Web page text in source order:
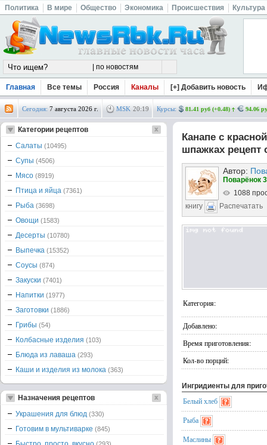
Политика В мире Общество Экономика Происшествия Культура
Главная Все темы Россия Каналы [+] Добавить новость
Сегодня: 7 августа 2026 г. MSK 20:19 Курсы: 81.41 руб (+0.48) 94.06
Канапе с
шпажках рецепт
Автор:
Поварёнок
1088
книгу
Распечатать
Категория:
Добавлено:
Время приготовления:
Кол-во порций:
Ингридиенты для
Белый хлеб
Рыба
Маслины
Категории рецептов
Салаты (10495)
Супы (4506)
Мясо (8919)
Птица и яйца (7361)
Рыба (3698)
Овощи (1583)
Десерты (10780)
Выпечка (15352)
Соусы (874)
Закуски (7401)
Напитки (1977)
Заготовки (1886)
Грибы (54)
Колбасные изделия (103)
Блюда из лаваша (293)
Каши и изделия из молока (363)
Назначения рецептов
Украшения для блюд (330)
Готовим в мультиварке (845)